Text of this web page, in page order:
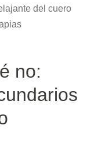
del cuero
no: